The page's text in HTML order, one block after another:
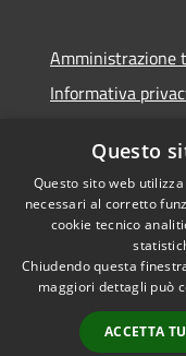
Amministrazione
Informativa
Dichiarazione di
RSS
Accessibilità
Questo
Questo sito web
necessari al corretto
cookie tecnico
Chiudendo questa
maggiori dettagli può
ACCETTA